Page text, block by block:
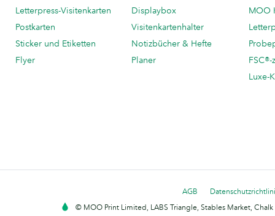
Letterpress-Visitenkarten
Postkarten
Sticker und Etiketten
Flyer
Displaybox
Visitenkartenhalter
Notizbücher & Hefte
Planer
MOO
Luxe-
AGB
© MOO Print Limited, LABS Triangle, Stables Market,